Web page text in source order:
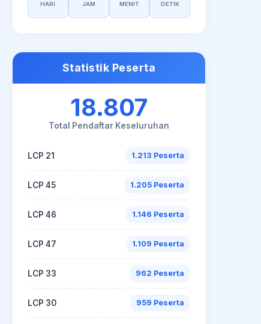
HARI JAM MENIT DETIK
Statistik Peserta
18.807
Total Pendaftar Keseluruhan
LCP 21 1.213 Peserta
LCP 45 1.205 Peserta
LCP 46 1.146 Peserta
LCP 47 1.109 Peserta
LCP 33 962 Peserta
LCP 30 959 Peserta